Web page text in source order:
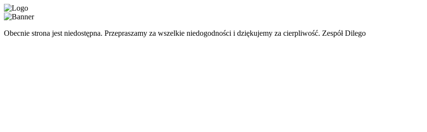
Obecnie strona jest niedostępna. Przepraszamy za wszelkie niedogodności i dziękujemy za cierpliwość. Zespół Dilego